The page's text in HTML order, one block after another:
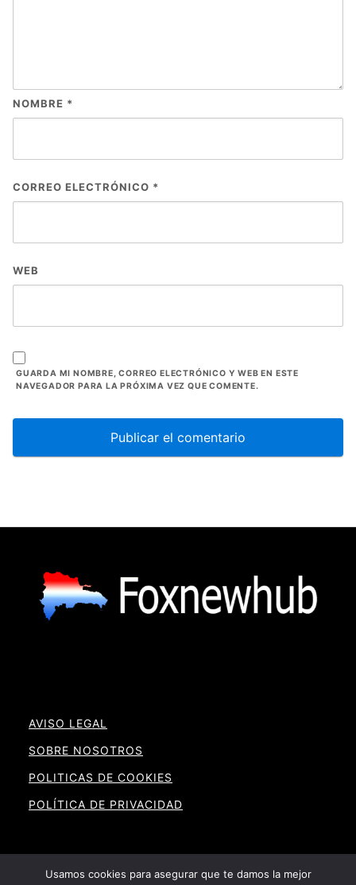
NOMBRE *
CORREO ELECTRÓNICO *
WEB
GUARDA MI NOMBRE, CORREO ELECTRÓNICO Y WEB EN ESTE
NAVEGADOR PARA LA PRÓXIMA VEZ QUE COMENTE.
AVISO LEGAL
SOBRE NOSOTROS
POLITICAS DE COOKIES
POLÍTICA DE PRIVACIDAD
Usamos cookies para asegurar que te damos la mejor